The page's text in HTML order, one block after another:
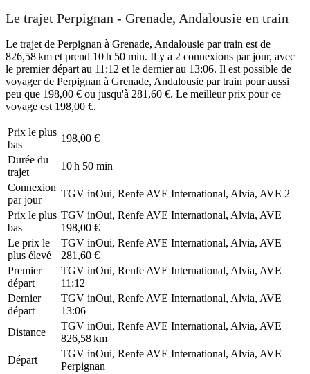
Le trajet Perpignan - Grenade, Andalousie en train
Le trajet de Perpignan à Grenade, Andalousie par train est de
826,58 km et prend 10 h 50 min. Il y a 2 connexions par jour, avec
le premier départ au 11:12 et le dernier au 13:06. Il est possible de
voyager de Perpignan à Grenade, Andalousie par train pour aussi
peu que 198,00 € ou jusqu'à 281,60 €. Le meilleur prix pour ce
voyage est 198,00 €.
Prix ​​le plus
bas
198,00 €
Durée du
trajet
10 h 50 min
Connexion
par jour
TGV inOui, Renfe AVE International, Alvia, AVE 2
Prix ​​le plus
bas
TGV inOui, Renfe AVE International, Alvia, AVE
198,00 €
Le prix le
plus élevé
TGV inOui, Renfe AVE International, Alvia, AVE
281,60 €
Premier
départ
TGV inOui, Renfe AVE International, Alvia, AVE
11:12
Dernier
départ
TGV inOui, Renfe AVE International, Alvia, AVE
13:06
Distance
TGV inOui, Renfe AVE International, Alvia, AVE
826,58 km
Départ
TGV inOui, Renfe AVE International, Alvia, AVE
Perpignan